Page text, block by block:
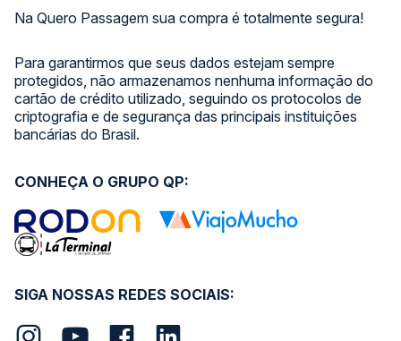
Na Quero Passagem sua compra é totalmente segura!
Para garantirmos que seus dados estejam sempre
protegidos, não armazenamos nenhuma informação do
cartão de crédito utilizado, seguindo os protocolos de
criptografia e de segurança das principais instituições
bancárias do Brasil.
SIGA NOSSAS REDES SOCIAIS:
CONHEÇA O GRUPO QP: